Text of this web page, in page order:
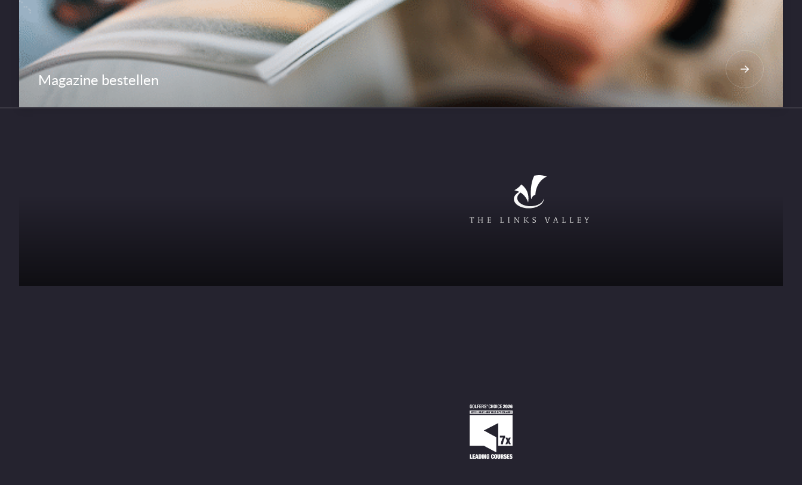
Magazine bestellen LEES MEER